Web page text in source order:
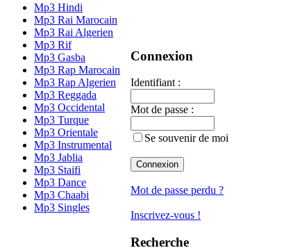
Mp3 Hindi
Mp3 Rai Marocain
Mp3 Rai Algerien
Mp3 Rif
Mp3 Gasba
Mp3 Rap Marocain
Mp3 Rap Algerien
Mp3 Reggada
Mp3 Occidental
Mp3 Turque
Mp3 Orientale
Mp3 Instrumental
Mp3 Jablia
Mp3 Staifi
Mp3 Dance
Mp3 Chaabi
Mp3 Singles
Connexion
Identifiant :
Mot de passe :
Se souvenir de moi
Mot de passe perdu ?
Inscrivez-vous !
Recherche